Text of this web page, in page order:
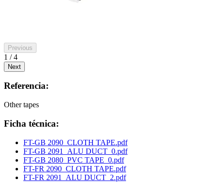
Previous
1 / 4
Next
Referencia:
Other tapes
Ficha técnica:
FT-GB 2090_CLOTH TAPE.pdf
FT-GB 2091_ALU DUCT_0.pdf
FT-GB 2080_PVC TAPE_0.pdf
FT-FR 2090_CLOTH TAPE.pdf
FT-FR 2091_ALU DUCT_2.pdf